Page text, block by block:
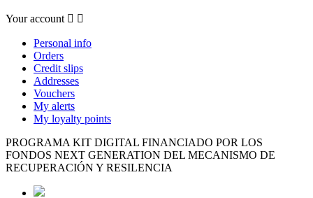
Your account  
Personal info
Orders
Credit slips
Addresses
Vouchers
My alerts
My loyalty points
PROGRAMA KIT DIGITAL FINANCIADO POR LOS
FONDOS NEXT GENERATION DEL MECANISMO DE
RECUPERACIÓN Y RESILENCIA